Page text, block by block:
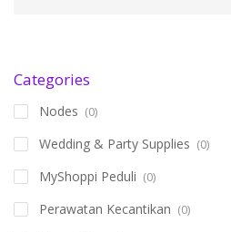
Categories
Nodes (0)
Wedding & Party Supplies (0)
MyShoppi Peduli (0)
Perawatan Kecantikan (0)